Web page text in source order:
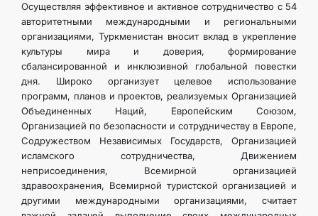
Осуществляя эффективное и активное сотрудничество с 54
авторитетными международными и региональными
организациями, Туркменистан вносит вклад в укрепление
культуры мира и доверия, формирование
сбалансированной и инклюзивной глобальной повестки
дня. Широко организует целевое использование
программ, планов и проектов, реализуемых Организацией
Объединенных Наций, Европейским Союзом,
Организацией по безопасности и сотрудничеству в Европе,
Содружеством Независимых Государств, Организацией
исламского сотрудничества, Движением
неприсоединения, Всемирной организацией
здравоохранения, Всемирной туристской организацией и
другими международными организациями, считает